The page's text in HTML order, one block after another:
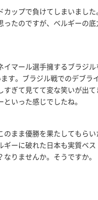
カップで負けてしまいまし
ったのですが、ベルギーの
イマール選手擁するブラジ
す。ブラジル戦でのデブラ
すぎて見てて変な笑いが出
いった感じでしたね。
のまま優勝を果たしてもら
ギーに破れた日本も実質ベ
なりませんか。そうですか。